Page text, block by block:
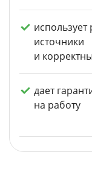
источники
и
дает
на работу